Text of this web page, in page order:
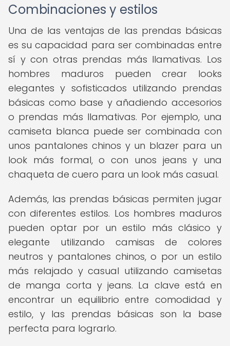
Combinaciones y estilos
Una de las ventajas de las prendas básicas
es su capacidad para ser combinadas entre
sí y con otras prendas más llamativas. Los
hombres maduros pueden crear looks
elegantes y sofisticados utilizando prendas
básicas como base y añadiendo accesorios
o prendas más llamativas. Por ejemplo, una
camiseta blanca puede ser combinada con
unos pantalones chinos y un blazer para un
look más formal, o con unos jeans y una
chaqueta de cuero para un look más casual.
Además, las prendas básicas permiten jugar
con diferentes estilos. Los hombres maduros
pueden optar por un estilo más clásico y
elegante utilizando camisas de colores
neutros y pantalones chinos, o por un estilo
más relajado y casual utilizando camisetas
de manga corta y jeans. La clave está en
encontrar un equilibrio entre comodidad y
estilo, y las prendas básicas son la base
perfecta para lograrlo.